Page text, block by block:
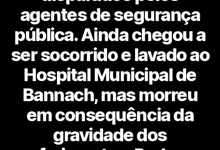
agentes de segurança
pública. Ainda chegou a
ser socorrido e lavado ao
Hospital Municipal de
Bannach, mas morreu
em consequência da
gravidade dos